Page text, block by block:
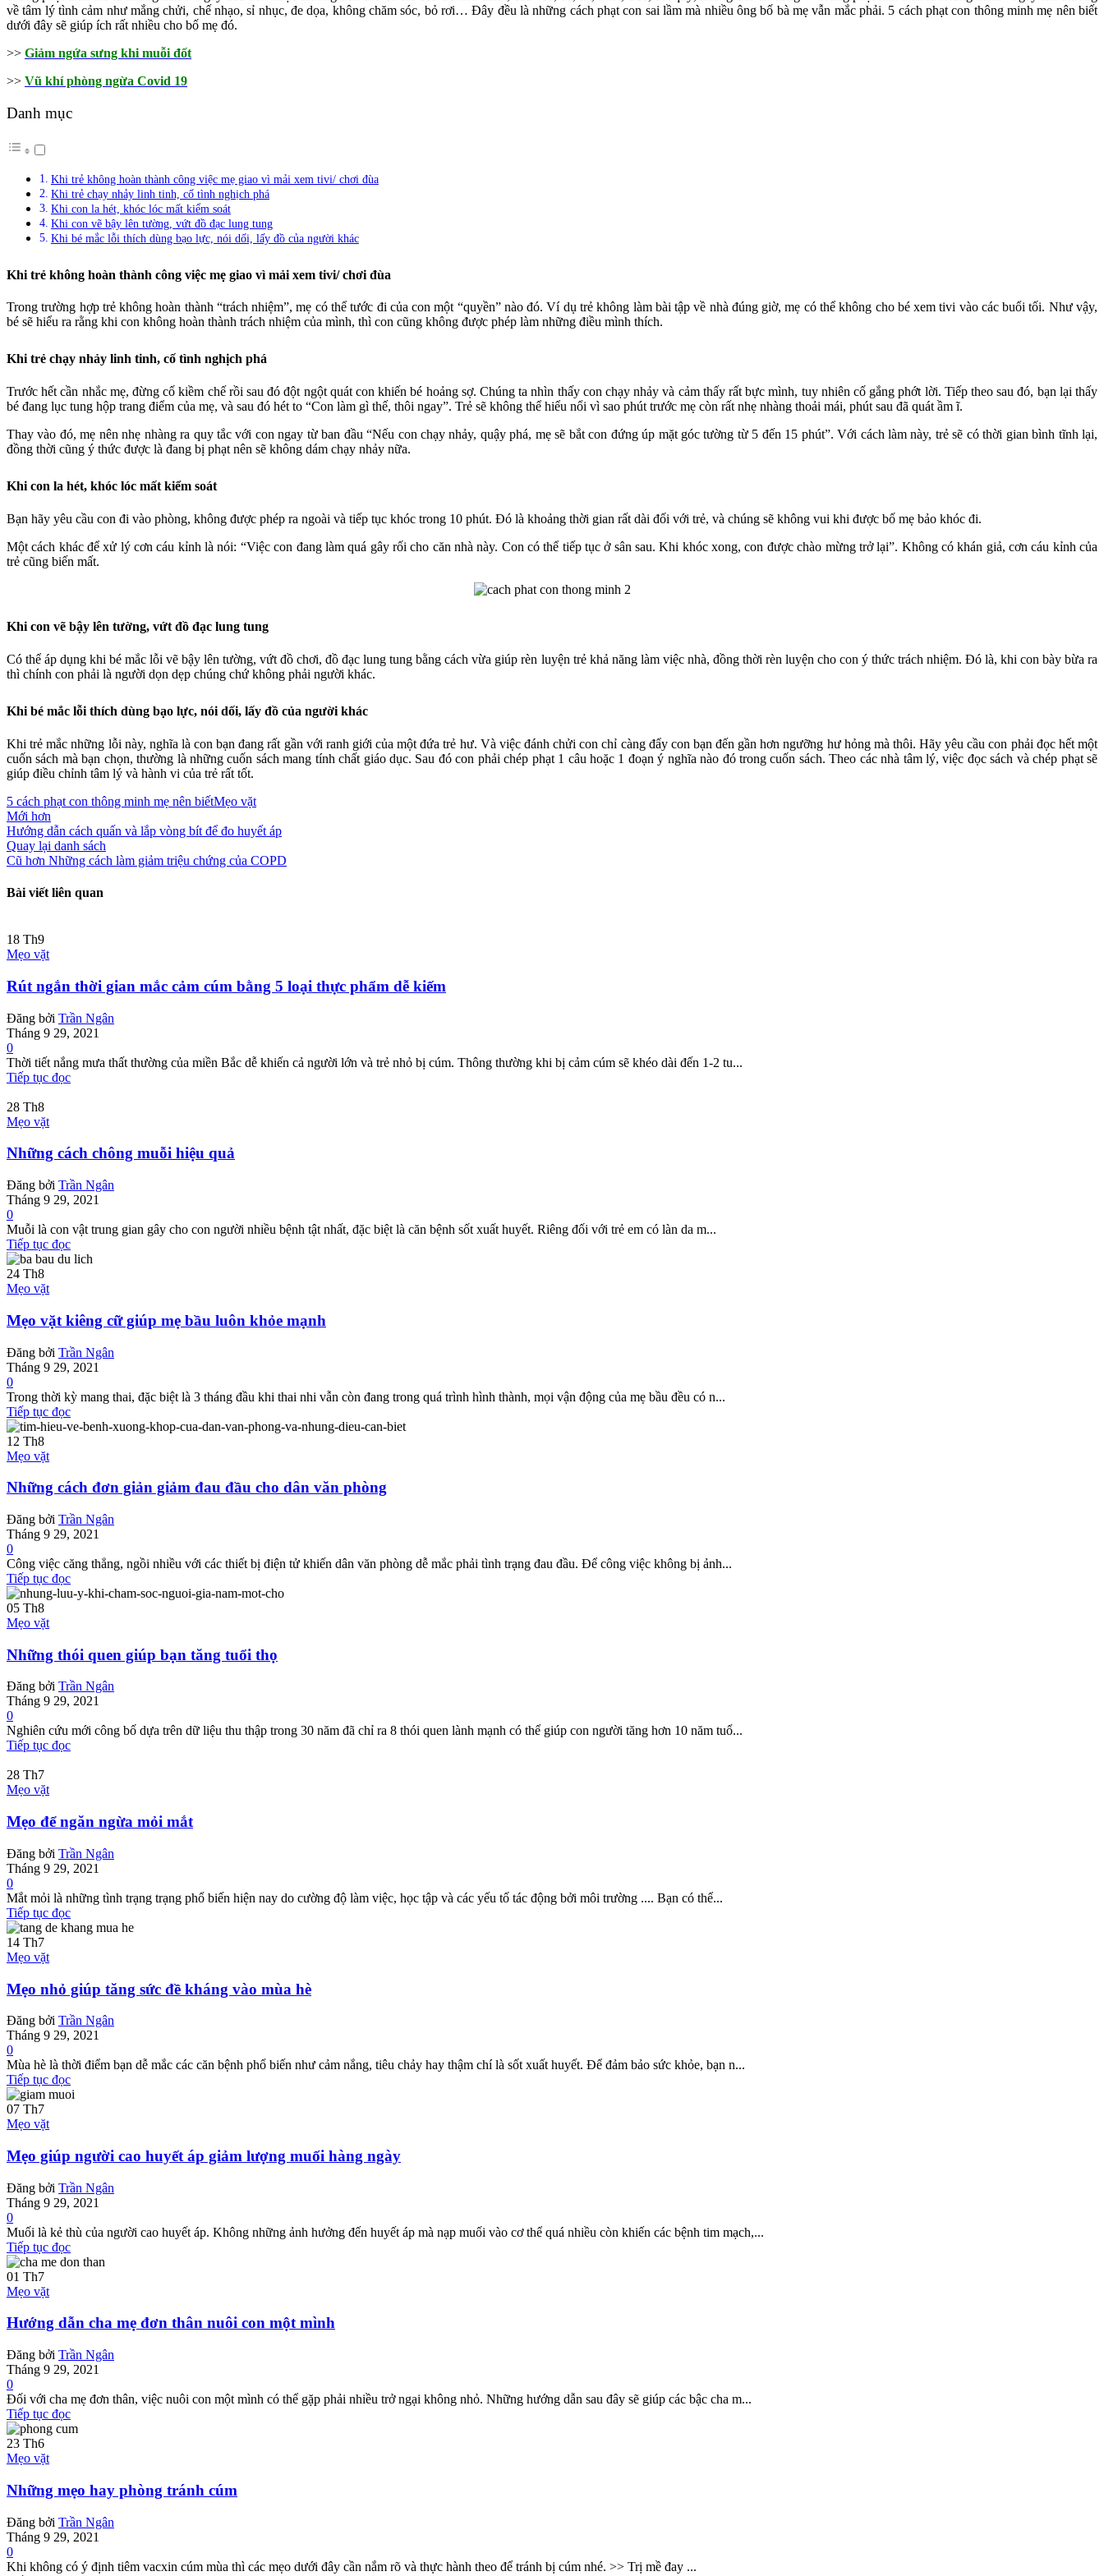
về tâm lý tình cảm như mắng chửi, chế nhạo, sỉ nhục, đe dọa, không chăm sóc, bỏ rơi… Đây đều là những cách phạt con sai lầm mà nhiều ông bố bà mẹ vẫn mắc phải. 5 cách phạt con thông minh mẹ nên biết
dưới đây sẽ giúp ích rất nhiều cho bố mẹ đó.
>> Giảm ngứa sưng khi muỗi đốt
>> Vũ khí phòng ngừa Covid 19
Danh mục
Khi trẻ không hoàn thành công việc mẹ giao vì mải xem tivi/ chơi đùa
Khi trẻ chạy nhảy linh tinh, cố tình nghịch phá
Khi con la hét, khóc lóc mất kiểm soát
Khi con vẽ bậy lên tường, vứt đồ đạc lung tung
Khi bé mắc lỗi thích dùng bạo lực, nói dối, lấy đồ của người khác
Khi trẻ không hoàn thành công việc mẹ giao vì mải xem tivi/ chơi đùa
Trong trường hợp trẻ không hoàn thành “trách nhiệm”, mẹ có thể tước đi của con một “quyền” nào đó. Ví dụ trẻ không làm bài tập về nhà đúng giờ, mẹ có thể không cho bé xem tivi vào các buổi tối. Như vậy,
bé sẽ hiểu ra rằng khi con không hoàn thành trách nhiệm của mình, thì con cũng không được phép làm những điều mình thích.
Khi trẻ chạy nhảy linh tinh, cố tình nghịch phá
Trước hết cần nhắc mẹ, đừng cố kiềm chế rồi sau đó đột ngột quát con khiến bé hoảng sợ. Chúng ta nhìn thấy con chạy nhảy và cảm thấy rất bực mình, tuy nhiên cố gắng phớt lời. Tiếp theo sau đó, bạn lại thấy
bé đang lục tung hộp trang điểm của mẹ, và sau đó hét to “Con làm gì thế, thôi ngay”. Trẻ sẽ không thể hiểu nổi vì sao phút trước mẹ còn rất nhẹ nhàng thoải mái, phút sau đã quát ầm ĩ.
Thay vào đó, mẹ nên nhẹ nhàng ra quy tắc với con ngay từ ban đầu “Nếu con chạy nhảy, quậy phá, mẹ sẽ bắt con đứng úp mặt góc tường từ 5 đến 15 phút”. Với cách làm này, trẻ sẽ có thời gian bình tĩnh lại,
đồng thời cũng ý thức được là đang bị phạt nên sẽ không dám chạy nhảy nữa.
Khi con la hét, khóc lóc mất kiểm soát
Bạn hãy yêu cầu con đi vào phòng, không được phép ra ngoài và tiếp tục khóc trong 10 phút. Đó là khoảng thời gian rất dài đối với trẻ, và chúng sẽ không vui khi được bố mẹ bảo khóc đi.
Một cách khác để xử lý cơn cáu kỉnh là nói: “Việc con đang làm quá gây rối cho căn nhà này. Con có thể tiếp tục ở sân sau. Khi khóc xong, con được chào mừng trở lại”. Không có khán giả, cơn cáu kỉnh của
trẻ cũng biến mất.
Khi con vẽ bậy lên tường, vứt đồ đạc lung tung
Có thể áp dụng khi bé mắc lỗi vẽ bậy lên tường, vứt đồ chơi, đồ đạc lung tung bằng cách vừa giúp rèn luyện trẻ khả năng làm việc nhà, đồng thời rèn luyện cho con ý thức trách nhiệm. Đó là, khi con bày bừa ra
thì chính con phải là người dọn dẹp chúng chứ không phải người khác.
Khi bé mắc lỗi thích dùng bạo lực, nói dối, lấy đồ của người khác
Khi trẻ mắc những lỗi này, nghĩa là con bạn đang rất gần với ranh giới của một đứa trẻ hư. Và việc đánh chửi con chỉ càng đẩy con bạn đến gần hơn ngưỡng hư hỏng mà thôi. Hãy yêu cầu con phải đọc hết một
cuốn sách mà bạn chọn, thường là những cuốn sách mang tính chất giáo dục. Sau đó con phải chép phạt 1 câu hoặc 1 đoạn ý nghĩa nào đó trong cuốn sách. Theo các nhà tâm lý, việc đọc sách và chép phạt sẽ
giúp điều chỉnh tâm lý và hành vi của trẻ rất tốt.
5 cách phạt con thông minh mẹ nên biếtMẹo vặt
Mới hơn
Hướng dẫn cách quấn và lắp vòng bít để đo huyết áp
Quay lại danh sách
Cũ hơn Những cách làm giảm triệu chứng của COPD
Bài viết liên quan
18 Th9
Mẹo vặt
Rút ngắn thời gian mắc cảm cúm bằng 5 loại thực phẩm dễ kiếm
Đăng bởi Trần Ngân
Tháng 9 29, 2021
0
Thời tiết nắng mưa thất thường của miền Bắc dễ khiến cả người lớn và trẻ nhỏ bị cúm. Thông thường khi bị cảm cúm sẽ khéo dài đến 1-2 tu...
Tiếp tục đọc
28 Th8
Mẹo vặt
Những cách chông muỗi hiệu quả
Đăng bởi Trần Ngân
Tháng 9 29, 2021
0
Muỗi là con vật trung gian gây cho con người nhiều bệnh tật nhất, đặc biệt là căn bệnh sốt xuất huyết. Riêng đối với trẻ em có làn da m...
Tiếp tục đọc
24 Th8
Mẹo vặt
Mẹo vặt kiêng cữ giúp mẹ bầu luôn khỏe mạnh
Đăng bởi Trần Ngân
Tháng 9 29, 2021
0
Trong thời kỳ mang thai, đặc biệt là 3 tháng đầu khi thai nhi vẫn còn đang trong quá trình hình thành, mọi vận động của mẹ bầu đều có n...
Tiếp tục đọc
12 Th8
Mẹo vặt
Những cách đơn giản giảm đau đầu cho dân văn phòng
Đăng bởi Trần Ngân
Tháng 9 29, 2021
0
Công việc căng thẳng, ngồi nhiều với các thiết bị điện tử khiến dân văn phòng dễ mắc phải tình trạng đau đầu. Để công việc không bị ảnh...
Tiếp tục đọc
05 Th8
Mẹo vặt
Những thói quen giúp bạn tăng tuổi thọ
Đăng bởi Trần Ngân
Tháng 9 29, 2021
0
Nghiên cứu mới công bố dựa trên dữ liệu thu thập trong 30 năm đã chỉ ra 8 thói quen lành mạnh có thể giúp con người tăng hơn 10 năm tuổ...
Tiếp tục đọc
28 Th7
Mẹo vặt
Mẹo để ngăn ngừa mỏi mắt
Đăng bởi Trần Ngân
Tháng 9 29, 2021
0
Mắt mỏi là những tình trạng trạng phổ biến hiện nay do cường độ làm việc, học tập và các yếu tố tác động bởi môi trường .... Bạn có thể...
Tiếp tục đọc
14 Th7
Mẹo vặt
Mẹo nhỏ giúp tăng sức đề kháng vào mùa hè
Đăng bởi Trần Ngân
Tháng 9 29, 2021
0
Mùa hè là thời điểm bạn dễ mắc các căn bệnh phổ biến như cảm nắng, tiêu chảy hay thậm chí là sốt xuất huyết. Để đảm bảo sức khỏe, bạn n...
Tiếp tục đọc
07 Th7
Mẹo vặt
Mẹo giúp người cao huyết áp giảm lượng muối hàng ngày
Đăng bởi Trần Ngân
Tháng 9 29, 2021
0
Muối là kẻ thù của người cao huyết áp. Không những ảnh hưởng đến huyết áp mà nạp muối vào cơ thể quá nhiều còn khiến các bệnh tim mạch,...
Tiếp tục đọc
01 Th7
Mẹo vặt
Hướng dẫn cha mẹ đơn thân nuôi con một mình
Đăng bởi Trần Ngân
Tháng 9 29, 2021
0
Đối với cha mẹ đơn thân, việc nuôi con một mình có thể gặp phải nhiều trở ngại không nhỏ. Những hướng dẫn sau đây sẽ giúp các bậc cha m...
Tiếp tục đọc
23 Th6
Mẹo vặt
Những mẹo hay phòng tránh cúm
Đăng bởi Trần Ngân
Tháng 9 29, 2021
0
Khi không có ý định tiêm vacxin cúm mùa thì các mẹo dưới đây cần nắm rõ và thực hành theo để tránh bị cúm nhé. >> Trị mề đay ...